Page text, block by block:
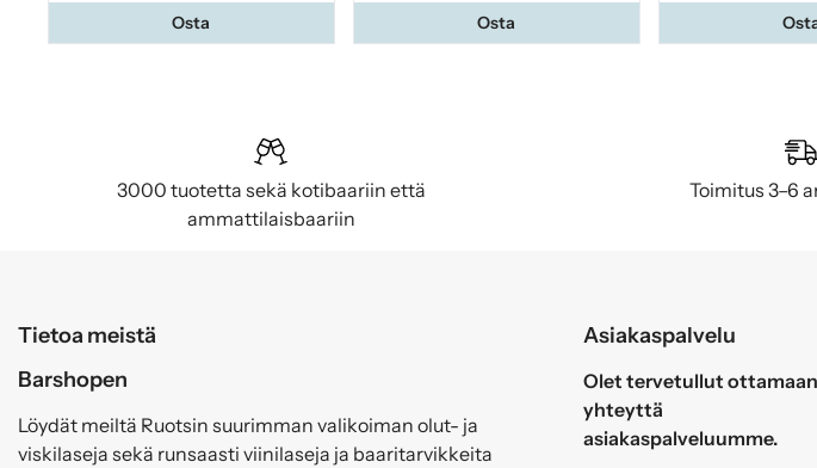
Osta Osta
3000 tuotetta sekä kotibaariin että
ammattilaisbaariin
Toimitus 3–6
Tietoa meistä
Barshopen
Löydät meiltä Ruotsin suurimman valikoiman olut- ja
viskilaseja sekä runsaasti viinilaseja ja baaritarvikkeita
Asiakaspalvelu
Olet tervetullut ottamaan
yhteyttä
asiakaspalveluumme.